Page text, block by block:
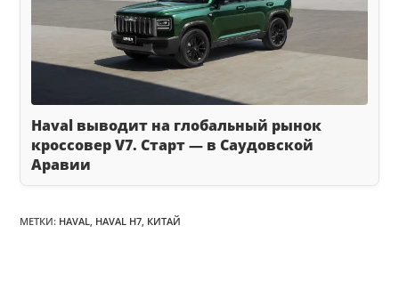
Haval выводит на глобальный рынок
кроссовер V7. Старт — в Саудовской
Аравии
МЕТКИ: HAVAL, HAVAL H7, КИТАЙ